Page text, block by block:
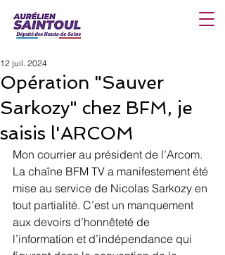
Opération "Sauver
Sarkozy" chez BFM, je
saisis l'ARCOM
12 juil. 2024
Mon courrier au président de l’Arcom.
La chaîne BFM TV a manifestement été
mise au service de Nicolas Sarkozy en
tout partialité. C’est un manquement
aux devoirs d’honnêteté de
l’information et d’indépendance qui